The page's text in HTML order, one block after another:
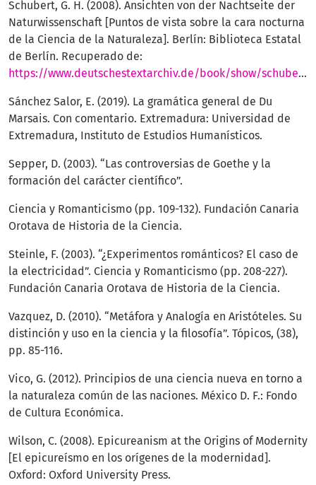
Schubert, G. H. (2008). Ansichten von der Nachtseite der
Naturwissenschaft [Puntos de vista sobre la cara nocturna
de la Ciencia de la Naturaleza]. Berlín: Biblioteca Estatal
de Berlín. Recuperado de:
https://www.deutschestextarchiv.de/book/show/schubert_naturwissenschaft_1808
Sánchez Salor, E. (2019). La gramática general de Du
Marsais. Con comentario. Extremadura: Universidad de
Extremadura, Instituto de Estudios Humanísticos.
Sepper, D. (2003). “Las controversias de Goethe y la
formación del carácter científico”.
Ciencia y Romanticismo (pp. 109-132). Fundación Canaria
Orotava de Historia de la Ciencia.
Steinle, F. (2003). “¿Experimentos románticos? El caso de
la electricidad”. Ciencia y Romanticismo (pp. 208-227).
Fundación Canaria Orotava de Historia de la Ciencia.
Vazquez, D. (2010). “Metáfora y Analogía en Aristóteles. Su
distinción y uso en la ciencia y la filosofía”. Tópicos, (38),
pp. 85-116.
Vico, G. (2012). Principios de una ciencia nueva en torno a
la naturaleza común de las naciones. México D. F.: Fondo
de Cultura Económica.
Wilson, C. (2008). Epicureanism at the Origins of Modernity
[El epicureísmo en los orígenes de la modernidad].
Oxford: Oxford University Press.